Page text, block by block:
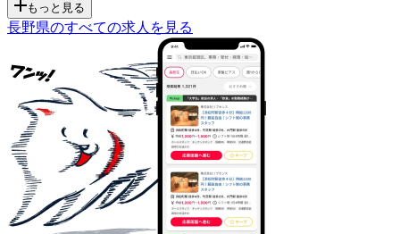
もっと見る
長野県のすべての求人を見る